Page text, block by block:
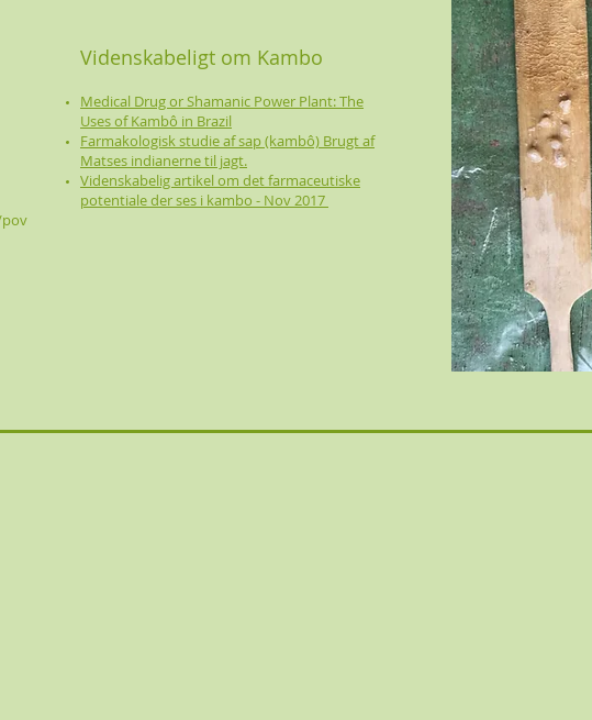
Videnskabeligt om Kambo
Medical Drug or Shamanic Power Plant: The
Uses of Kambô in Brazil
Farmakologisk studie afsap (kambô) Brugt af
Matses indianerne til jagt.
Videnskabelig artikel om det farmaceutiske
potentiale der ses i kambo - Nov 2017